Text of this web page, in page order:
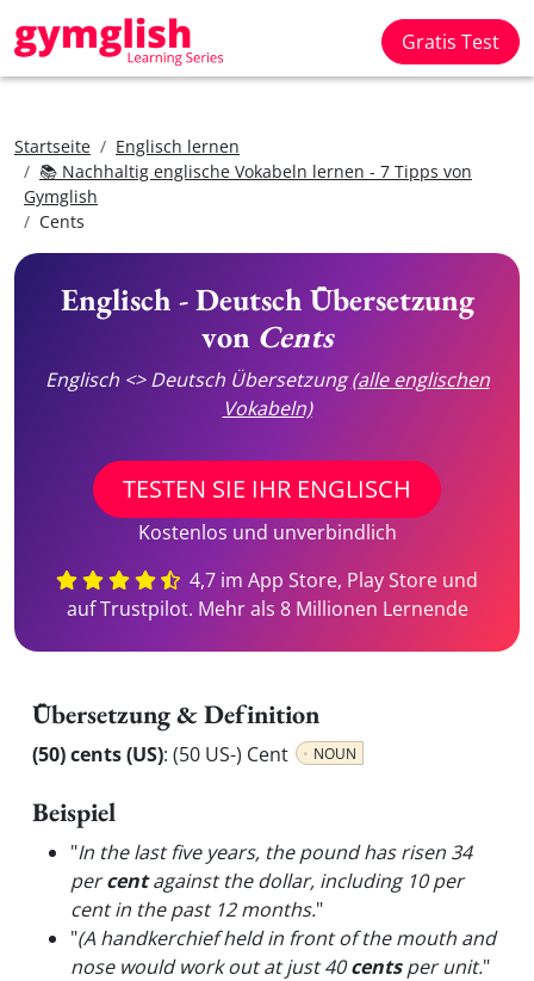
Gratis Test
Startseite
Englisch lernen
📚 Nachhaltig englische Vokabeln lernen - 7 Tipps von
Gymglish
Cents
Englisch - Deutsch Übersetzung
von Cents
Englisch <> Deutsch Übersetzung(alle englischen
Vokabeln)
TESTEN SIE IHR ENGLISCH
Kostenlos und unverbindlich
4,7 im App Store, Play Store und
auf Trustpilot. Mehr als 8 Millionen Lernende
Übersetzung & Definition
(50) cents (US): (50 US-) Cent NOUN
Beispiel
"In the last five years, the pound has risen 34
percentagainst the dollar, including 10 per
cent in the past 12 months."
"(A handkerchief held in front of the mouth and
nose would work out at just 40centsper unit."